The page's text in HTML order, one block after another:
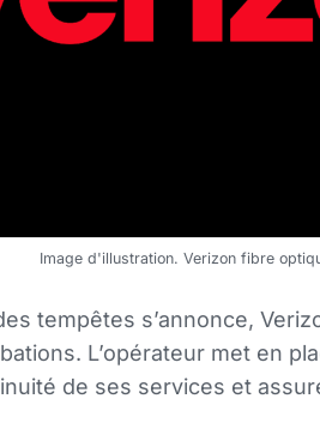
Image d'illustration. Verizon fibre
tempêtes s’annonce,
L’opérateur met en
de ses services et